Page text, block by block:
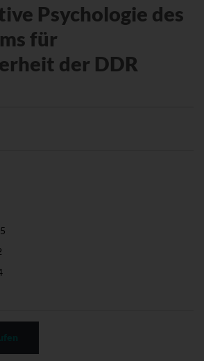
Psychologie des
für
der DDR